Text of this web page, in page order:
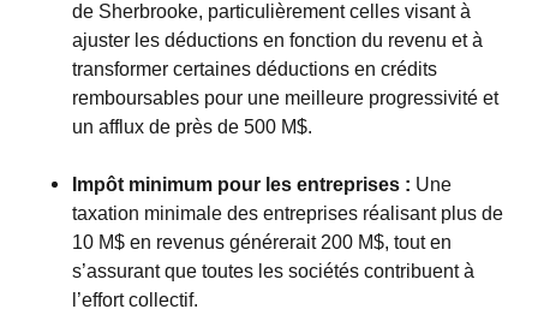
de Sherbrooke, particulièrement celles visant à
ajuster les déductions en fonction du revenu et à
transformer certaines déductions en crédits
remboursables pour une meilleure progressivité et
un afflux de près de 500 M$.
Impôt minimum pour les entreprises : Une
taxation minimale des entreprises réalisant plus de
10 M$ en revenus générerait 200 M$, tout en
s’assurant que toutes les sociétés contribuent à
l’effort collectif.